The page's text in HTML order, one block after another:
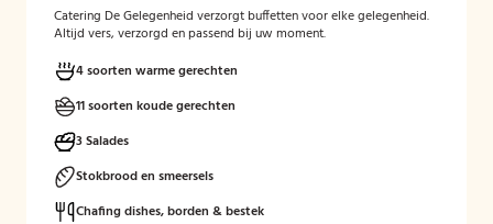
Catering De Gelegenheid verzorgt buffetten voor elke gelegenheid.
Altijd vers, verzorgd en passend bij uw moment.
4 soorten warme gerechten
11 soorten koude gerechten
3 Salades
Stokbrood en smeersels
Chafing dishes, borden & bestek